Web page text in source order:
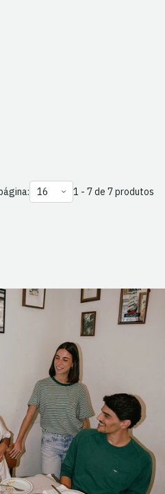
1 - 7 de 7 produtos